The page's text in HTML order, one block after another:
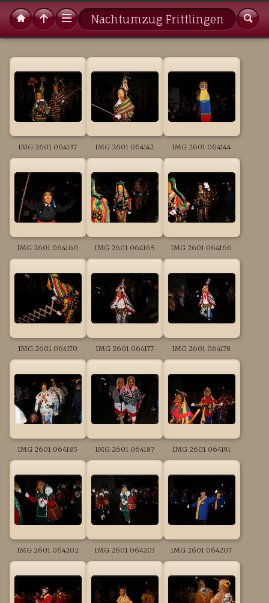
Nachtumzug Frittlingen
IMG 2601 064137 IMG 2601 064142 IMG 2601 064144
IMG 2601 064160 IMG 2601 064165 IMG 2601 064166
IMG 2601 064170 IMG 2601 064177 IMG 2601 064178
IMG 2601 064185 IMG 2601 064187 IMG 2601 064191
IMG 2601 064202 IMG 2601 064203 IMG 2601 064207